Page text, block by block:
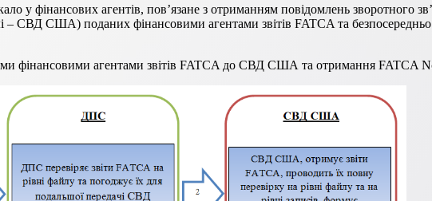
у фінансових агентів, пов’язане з отриманням повідомлень зворотного
США) поданих фінансовими агентами звітів FATCA та безпосередньо
фінансовими агентами звітів FATCA до СВД США та отримання FATCA